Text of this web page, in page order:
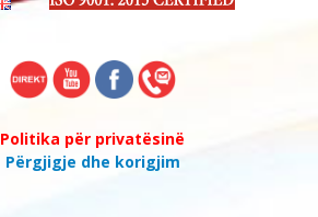
Politika për privatësinë
Përgjigje dhe korigjim